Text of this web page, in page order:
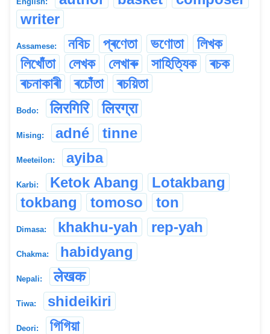
writer
Assamese: নবিচ প্ৰণেতা ভণোতা
লিখক
লিখোঁতা
লেখক লেখাৰু সাহিত্যিক
ৰচক
ৰচনাকাৰী
ৰচোঁতা ৰচয়িতা
Bodo: लिरगिरि लिरग्रा
Mising: adné tinne
Meeteilon: ayiba
Karbi: Ketok Abang
Lotakbang
tokbang
tomoso ton
Dimasa: khakhu-yah rep-yah
Chakma: habidyang
Nepali: लेखक
Tiwa: shideikiri
Deori: গিগিয়া